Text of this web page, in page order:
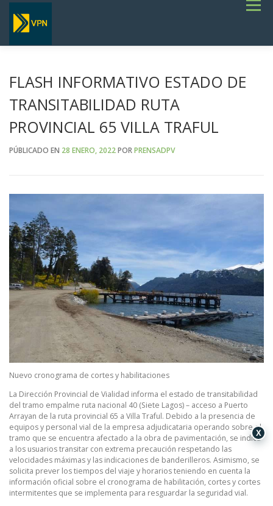
Saltar
contenido
Menú
SERVICIOS
GALERÍA
TERMINOS DE REFERENCIA GENERALES- OBRAS VIALES
FLASH INFORMATIVO ESTADO DE
TRANSITABILIDAD RUTA
PROVINCIAL 65 VILLA TRAFUL
PÚBLICADO EN 28 ENERO, 2022PORPRENSADPV
Nuevo cronograma de cortes y habilitaciones
La Dirección Provincial de Vialidad informa el estado de transitabilidad
del tramo empalme ruta nacional 40 (Siete Lagos) – acceso a Puerto
Arrayan de la ruta provincial 65 a Villa Traful. Debido a la presencia de
equipos y personal vial de la empresa adjudicataria operando sobre el
tramo que se encuentra afectado a la obra de pavimentación, se indica
a los usuarios transitar con extrema precaución respetando las
velocidades máximas y las indicaciones de banderilleros. Asimismo, se
solicita prever los tiempos del viaje y horarios teniendo en cuenta la
información oficial sobre el cronograma de habilitación, cortes y cortes
intermitentes que se implementa para resguardar la seguridad vial.
X